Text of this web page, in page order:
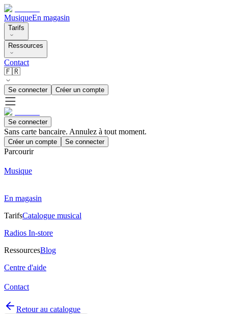
MusiqueEn magasin
Tarifs
Ressources
Contact
🇫🇷
Se connecter Créer un compte
Se connecter
Sans carte bancaire. Annulez à tout moment.
Créer un compte Se connecter
Parcourir
Musique
En magasin
TarifsCatalogue musical
Radios In-store
RessourcesBlog
Centre d'aide
Contact
Retour au catalogue